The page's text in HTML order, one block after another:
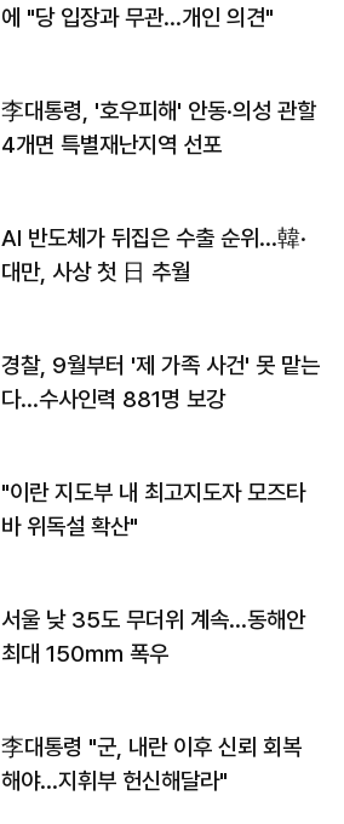
에 "당 입장과 무관…개인 의견"
李대통령, '호우피해' 안동·의성 관할
4개면 특별재난지역 선포
AI 반도체가 뒤집은 수출 순위…韓·
대만, 사상 첫 日 추월
경찰, 9월부터 '제 가족 사건' 못 맡는
다…수사인력 881명 보강
"이란 지도부 내 최고지도자 모즈타
바 위독설 확산"
서울 낮 35도 무더위 계속…동해안
최대 150㎜ 폭우
李대통령 "군, 내란 이후 신뢰 회복
해야…지휘부 헌신해달라"